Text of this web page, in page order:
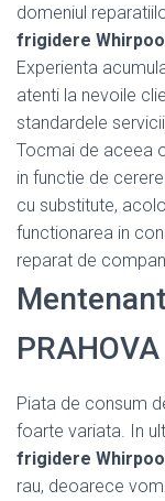
domeniul
frigidere
Experienta
atenti la nevoile
standardele
Tocmai de aceea
in functie de
cu substitute,
functionarea in
reparat de
PRAHOVA
Piata de consum
foarte variata. In
frigidere
rau, deoarece